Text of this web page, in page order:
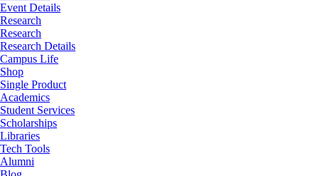
Event Details
Research
Research
Research Details
Campus Life
Shop
Single Product
Academics
Student Services
Scholarships
Libraries
Tech Tools
Alumni
ภาษาไทย 🇹🇭